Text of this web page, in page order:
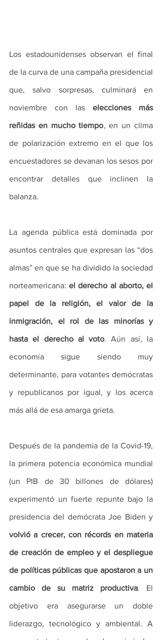
Los estadounidenses observan el final
de la curva de una campaña presidencial
que, salvo sorpresas, culminará en
noviembre con las elecciones más
reñidas en mucho tiempo, en un clima
de polarización extremo en el que los
encuestadores se devanan los sesos por
encontrar detalles que inclinen la
balanza.
La agenda pública está dominada por
asuntos centrales que expresan las “dos
almas” en que se ha dividido la sociedad
norteamericana: el derecho al aborto, el
papel de la religión, el valor de la
inmigración, el rol de las minorías y
hasta el derecho al voto. Aún así, la
economía sigue siendo muy
determinante, para votantes demócratas
y republicanos por igual, y los acerca
más allá de esa amarga grieta.
Después de la pandemia de la Covid-19,
la primera potencia económica mundial
(un PIB de 30 billones de dólares)
experimentó un fuerte repunte bajo la
presidencia del demócrata Joe Biden y
volvió a crecer, con récords en materia
de creación de empleo y el despliegue
de políticas públicas que apostaron a un
cambio de su matriz productiva. El
objetivo era asegurarse un doble
liderazgo, tecnológico y ambiental. A